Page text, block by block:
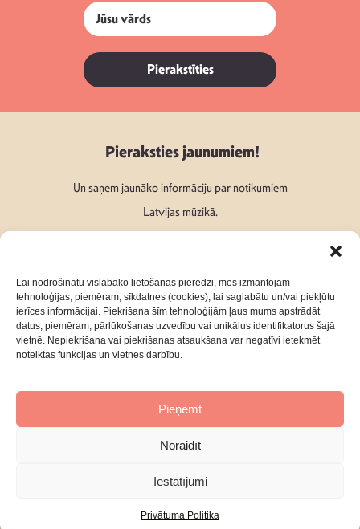
Lai nodrošinātu vislabāko lietošanas pieredzi, mēs izmantojam
tehnoloģijas, piemēram, sīkdatnes (cookies), lai saglabātu un/vai piekļūtu
ierīces informācijai. Piekrišana šīm tehnoloģijām ļaus mums apstrādāt
datus, piemēram, pārlūkošanas uzvedību vai unikālus identifikatorus šajā
vietnē. Nepiekrišana vai piekrišanas atsaukšana var negatīvi ietekmēt
noteiktas funkcijas un vietnes darbību.
Pieņemt
Noraidīt
Iestatījumi
Privātuma Politika
Pierakstīties
Pieraksties jaunumiem!
Un saņem jaunāko informāciju par notikumiem
Latvijas mūzikā.
Seko mums:
Par mumsKontakti